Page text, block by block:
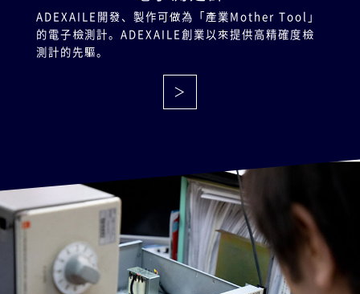
ADEXAILE開發、製作可做為「產業Mother Tool」
的電子檢測計。ADEXAILE創業以來提供高精確度檢
測計的先驅。
＞